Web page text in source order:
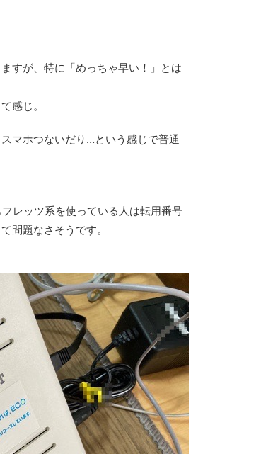
すが、特に「めっちゃ早い！」とは
感じ。
マホつないだり…という感じで普通
レッツ系を使っている人は転用番号
問題なさそうです。